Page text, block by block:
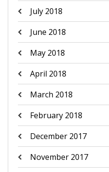
July 2018
June 2018
May 2018
April 2018
March 2018
February 2018
December 2017
November 2017